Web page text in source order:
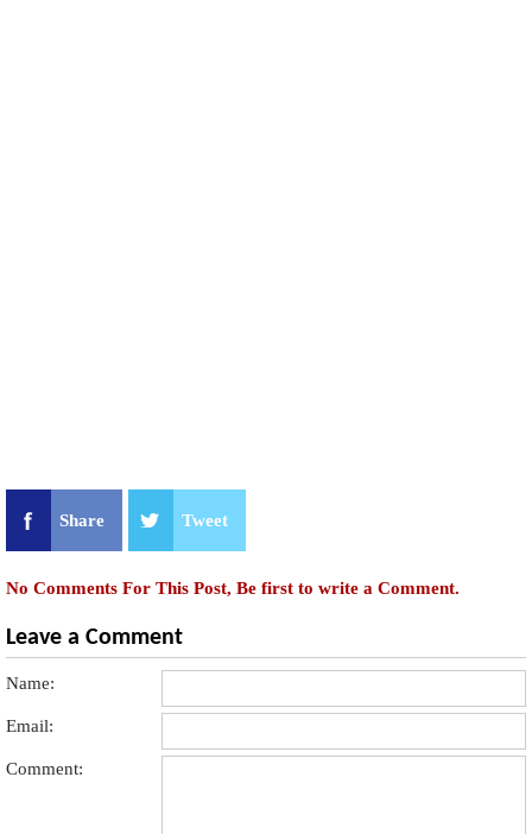
Share Tweet
No Comments For This Post, Be first to write a Comment.
Leave a Comment
Name:
Email:
Comment: